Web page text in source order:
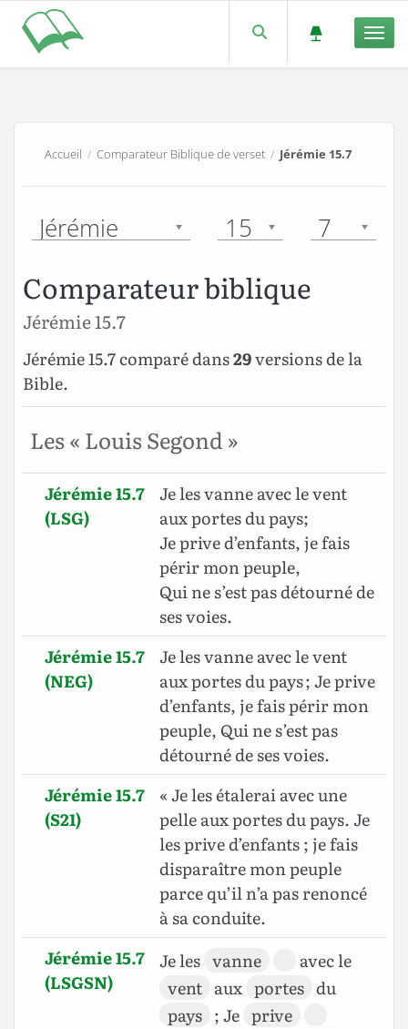
Accueil / Comparateur Biblique de verset/ Jérémie 15.7
Jérémie 15 7
Comparateur biblique
Jérémie 15.7
Jérémie 15.7 comparé dans29versions de la
Bible.
Les « Louis Segond »
Jérémie 15.7
(LSG)
Je les vanne avec le vent
aux portes du pays;
Je prive d’enfants, je fais
périr mon peuple,
Qui ne s’est pas détourné de
ses voies.
Jérémie 15.7
(NEG)
Je les vanne avec le vent
aux portes du pays ; Je prive
d’enfants, je fais périr mon
peuple, Qui ne s’est pas
détourné de ses voies.
Jérémie 15.7
(S21)
« Je les étalerai avec une
pelle aux portes du pays. Je
les prive d’enfants ; je fais
disparaître mon peuple
parce qu’il n’a pas renoncé
à sa conduite.
Jérémie 15.7
(LSGSN)
Je les vanne
avec le
vent aux portes du
pays ; Je prive